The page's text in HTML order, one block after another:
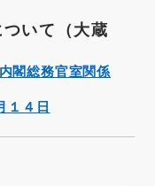
いて（大蔵
閣総務官室関係
１４日